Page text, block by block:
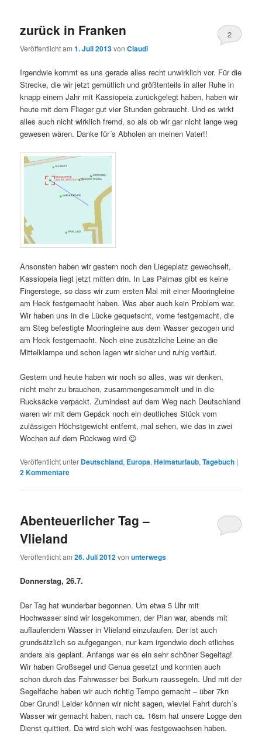
zurück in Franken
Veröffentlicht am1. Juli 2013vonClaudi
2
Irgendwie kommt es uns gerade alles recht unwirklich vor. Für die
Strecke, die wir jetzt gemütlich und größtenteils in aller Ruhe in
knapp einem Jahr mit Kassiopeia zurückgelegt haben, haben wir
heute mit dem Flieger gut vier Stunden gebraucht. Und es wirkt
alles auch nicht wirklich fremd, so als ob wir gar nicht lange weg
gewesen wären. Danke für´s Abholen an meinen Vater!!
Ansonsten haben wir gestern noch den Liegeplatz gewechselt,
Kassiopeia liegt jetzt mitten drin. In Las Palmas gibt es keine
Fingerstege, so dass wir zum ersten Mal mit einer Mooringleine
am Heck festgemacht haben. Was aber auch kein Problem war.
Wir haben uns in die Lücke gequetscht, vorne festgemacht, die
am Steg befestigte Mooringleine aus dem Wasser gezogen und
am Heck festgemacht. Noch eine zusätzliche Leine an die
Mittelklampe und schon lagen wir sicher und ruhig vertäut.
Gestern und heute haben wir noch so alles, was wir denken,
nicht mehr zu brauchen, zusammengesammelt und in die
Rucksäcke verpackt. Zumindest auf dem Weg nach Deutschland
waren wir mit dem Gepäck noch ein deutliches Stück vom
zulässigen Höchstgewicht entfernt, mal sehen, wie das in zwei
Wochen auf dem Rückweg wird 😉
Veröffentlicht unter Deutschland, Europa,Heimaturlaub,Tagebuch |
2Kommentare
Abenteuerlicher Tag –
Vlieland
Veröffentlicht am26. Juli 2012vonunterwegs
Donnerstag, 26.7.
Der Tag hat wunderbar begonnen. Um etwa 5 Uhr mit
Hochwasser sind wir losgekommen, der Plan war, abends mit
auflaufendem Wasser in Vlieland einzulaufen. Der ist auch
grundsätzlich so aufgegangen, nur kam irgendwie doch etliches
anders als geplant. Anfangs war es ein sehr schöner Segeltag!
Wir haben Großsegel und Genua gesetzt und konnten auch
schon durch das Fahrwasser bei Borkum raussegeln. Und mit der
Segelfäche haben wir auch richtig Tempo gemacht – über 7kn
über Grund! Leider können wir nicht sagen, wieviel Fahrt durch´s
Wasser wir gemacht haben, nach ca. 16sm hat unsere Logge den
Dienst quittiert. Da wird sich wohl was festgewachsen haben.